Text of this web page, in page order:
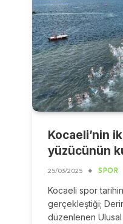
Kocaeli’nin
yüzücünün
25/03/2025 SPOR
Kocaeli spor
gerçekleştiği;
düzenlenen Ulusal